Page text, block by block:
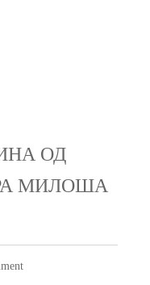
ОД
МИЛОША